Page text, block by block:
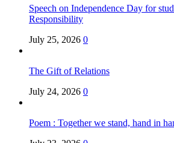
Speech on Independence Day for
Responsibility
July 25, 2026 0
The Gift of Relations
July 24, 2026 0
Poem : Together we stand, hand in